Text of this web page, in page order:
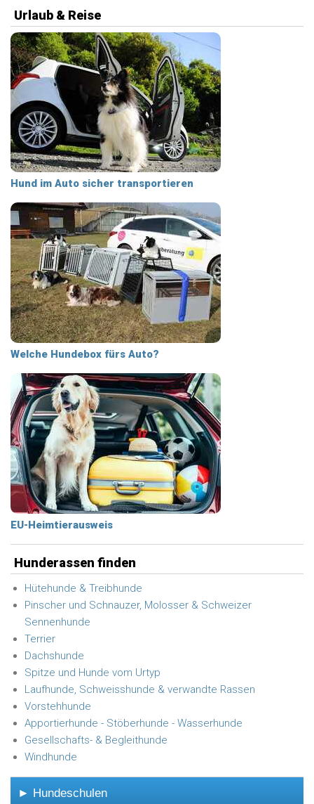
Urlaub & Reise
Hund im Auto sicher transportieren
Welche Hundebox fürs Auto?
EU-Heimtierausweis
Hunderassen finden
Hütehunde & Treibhunde
Pinscher und Schnauzer, Molosser & Schweizer
Sennenhunde
Terrier
Dachshunde
Spitze und Hunde vom Urtyp
Laufhunde, Schweisshunde & verwandte Rassen
Vorstehhunde
Apportierhunde - Stöberhunde - Wasserhunde
Gesellschafts- & Begleithunde
Windhunde
► Hundeschulen